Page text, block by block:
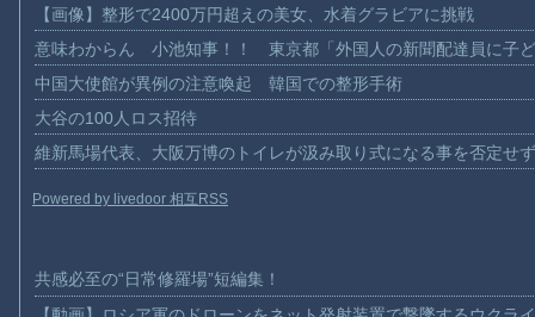
【画像】整形で2400万円超えの美女、水着グラビアに挑戦
意味わからん 小池知事！！ 東京都「外国人の新聞配達員に子
中国大使館が異例の注意喚起 韓国での整形手術
大谷の100人ロス招待
維新馬場代表、大阪万博のトイレが汲み取り式になる事を否定せ
Powered by livedoor 相互RSS
共感必至の“日常修羅場”短編集！